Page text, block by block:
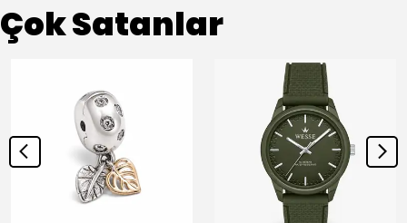
Çok Satanlar